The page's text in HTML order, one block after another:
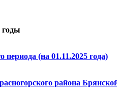
годы
(на 01.11.2025 года)
района